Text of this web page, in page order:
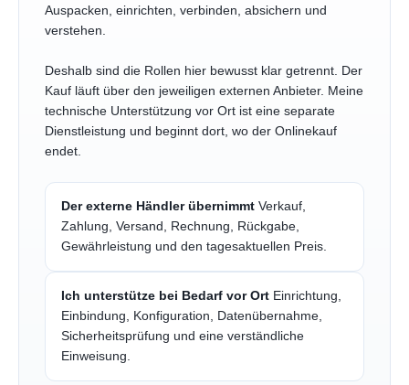
Auspacken, einrichten, verbinden, absichern und
verstehen.
Deshalb sind die Rollen hier bewusst klar getrennt. Der
Kauf läuft über den jeweiligen externen Anbieter. Meine
technische Unterstützung vor Ort ist eine separate
Dienstleistung und beginnt dort, wo der Onlinekauf
endet.
Der externe Händler übernimmt Verkauf,
Zahlung, Versand, Rechnung, Rückgabe,
Gewährleistung und den tagesaktuellen Preis.
Ich unterstütze bei Bedarf vor Ort Einrichtung,
Einbindung, Konfiguration, Datenübernahme,
Sicherheitsprüfung und eine verständliche
Einweisung.